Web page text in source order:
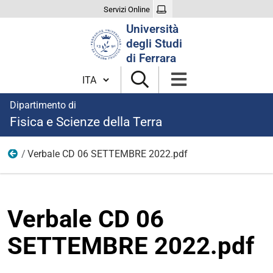
Servizi Online
Università
degli Studi
di Ferrara
Cambia lingua
Dipartimento di
Fisica e Scienze della Terra
2022
Verbale CD 06 SETTEMBRE 2022.pdf
Verbale CD 06
SETTEMBRE 2022.pdf